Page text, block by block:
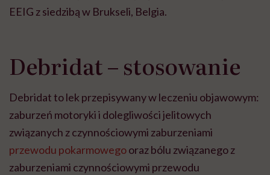
EEIG z siedzibą w Brukseli, Belgia.
Debridat – stosowanie
Debridat to lek przepisywany w leczeniu objawowym:
zaburzeń motoryki i dolegliwości jelitowych
związanych z czynnościowymi zaburzeniami
przewodu pokarmowegooraz bólu związanego z
zaburzeniami czynnościowymi przewodu